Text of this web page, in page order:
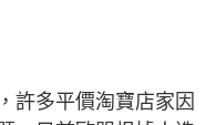
許多平價淘寶店家因